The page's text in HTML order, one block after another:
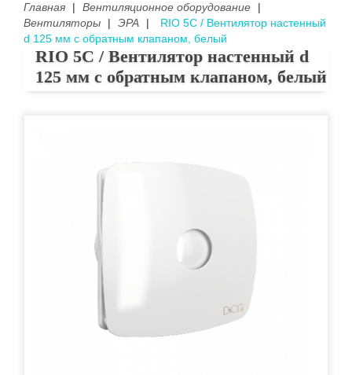
Главная | Вентиляционное оборудование
|
Вентиляторы
| ЭРА |
RIO 5С / Вентилятор настенный
d 125 мм с обратным клапаном, белый
RIO 5С / Вентилятор настенный d
125 мм с обратным клапаном, белый